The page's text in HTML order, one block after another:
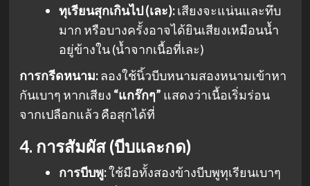
ทุเรียนสุกเกินไป (เละ):เสียงจะแน่นและทึบ
มาก หรือบางครั้งอาจได้ยินเสียงเหมือนน้ำ
อยู่ข้างใน (น้ำจากเนื้อที่เละ)
การกรีดหนาม:ลองใช้นิ้วบีบหนามสองหนามเข้าหา
กันเบาๆ หากเสียง “แกร๊กๆ” แสดงว่าเนื้อเริ่มร่อน
จากเปลือกแล้ว คือสุกได้ที่
4. การสัมผัส (บีบและกด)
การบีบพู:ใช้มือทั้งสองข้างบีบพูทุเรียนเบาๆ